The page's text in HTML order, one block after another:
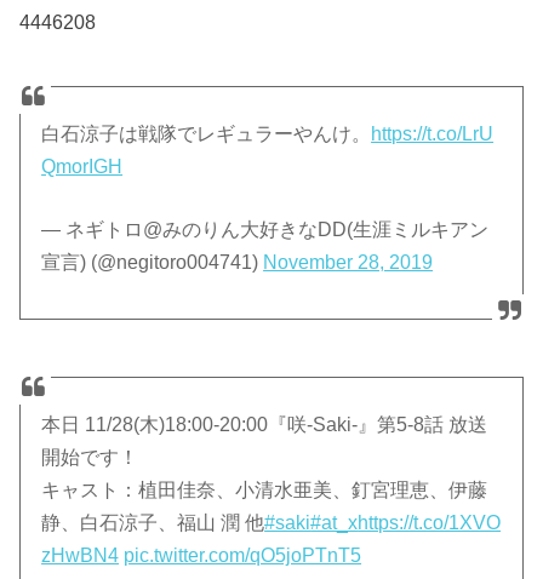
4446208
白石涼子は戦隊でレギュラーやんけ。
https://t.co/LrU
QmorIGH
— ネギトロ@みのりん大好きなDD(生涯ミルキアン
宣言) (@negitoro004741) November 28, 2019
本日 11/28(木)18:00-20:00『咲-Saki-』第5-8話 放送
開始です！
キャスト：植田佳奈、小清水亜美、釘宮理恵、伊藤
静、白石涼子、福山 潤 他#saki#at_xhttps://t.co/1XVO
zHwBN4 pic.twitter.com/qO5joPTnT5